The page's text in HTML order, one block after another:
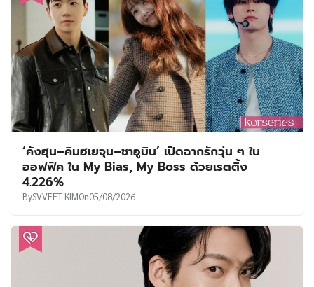
‘คังฮุน–คิมฮเยจุน–ชาอูมิน’ เปิดฉากรักวุ่น ๆ ใน
ออฟฟิศ ใน My Bias, My Boss ด้วยเรตติ้ง
4.226%
BySVVEET KIMOn05/08/2026